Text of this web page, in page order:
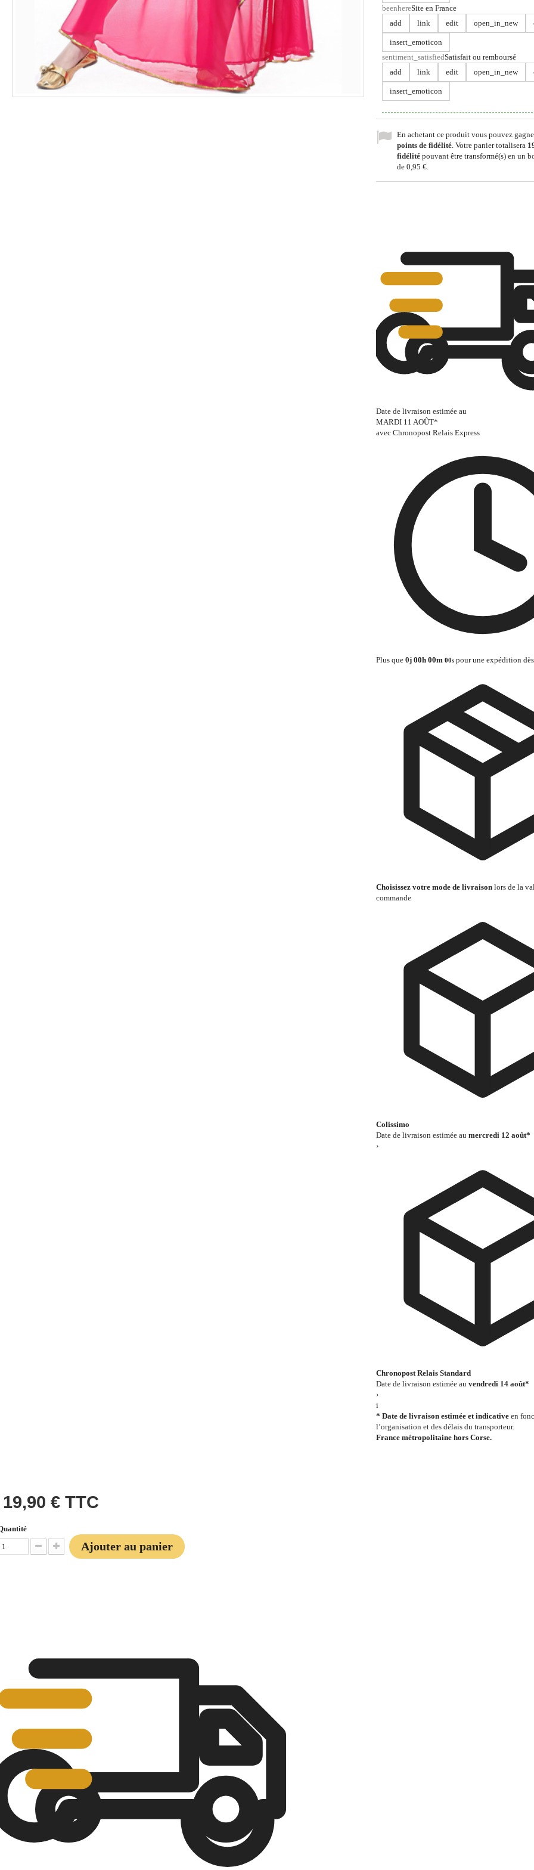
beenhereSite en France
add
link edit open_in_new
insert_emoticon
sentiment_satisfiedSatisfait ou remboursé
add
link edit open_in_new
insert_emoticon
En achetant ce produit vous pouvez
points de fidélité. Votre panier totalisera
fidélitépouvant être transformé(s) en un
de 0,95 €.
Date de livraison estimée au
MARDI 11 AOÛT*
avec Chronopost Relais Express
Plus que 0j 00h 00m 00s pour une expédition
Choisissez votre mode de livraison lors de la
commande
Colissimo
Date de livraison estimée au mercredi 12 août*
›
Chronopost Relais Standard
Date de livraison estimée au vendredi 14 août*
›
i
* Date de livraison estimée et indicativeen
l’organisation et des délais du transporteur.
France métropolitaine hors Corse.
19,90 € TTC
Diminuer la quantité
Augmenter la quantité
Ajouter au panier